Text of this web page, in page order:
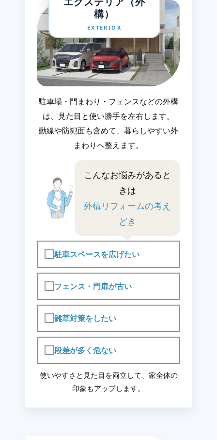
構）
EXTERIOR
駐車場・門まわり・フェンスなどの外構
は、見た目と使い勝手を左右します。
動線や防犯面も含めて、暮らしやすい外
まわりへ整えます。
こんなお悩みがあると
きは
外構リフォームの考え
どき
駐車スペースを広げたい
フェンス・門扉が古い
雑草対策をしたい
段差が多く危ない
使いやすさと見た目を両立して、家全体の
印象もアップします。